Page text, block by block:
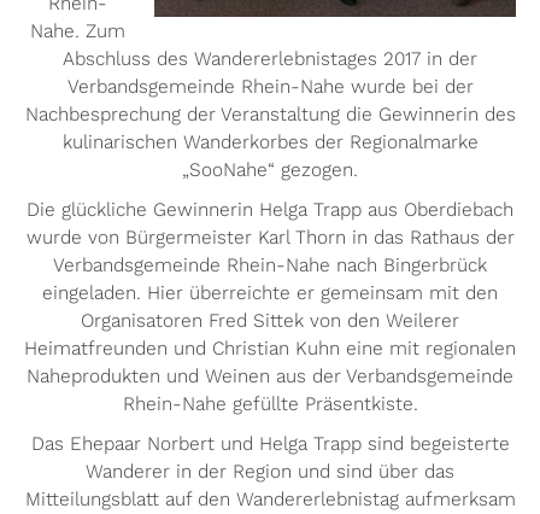
Nahe. Zum
Abschluss des Wandererlebnistages 2017 in der
Verbandsgemeinde Rhein-Nahe wurde bei der
Nachbesprechung der Veranstaltung die Gewinnerin des
kulinarischen Wanderkorbes der Regionalmarke
„SooNahe“ gezogen.
Die glückliche Gewinnerin Helga Trapp aus Oberdiebach
wurde von Bürgermeister Karl Thorn in das Rathaus der
Verbandsgemeinde Rhein-Nahe nach Bingerbrück
eingeladen. Hier überreichte er gemeinsam mit den
Organisatoren Fred Sittek von den Weilerer
Heimatfreunden und Christian Kuhn eine mit regionalen
Naheprodukten und Weinen aus der Verbandsgemeinde
Rhein-Nahe gefüllte Präsentkiste.
Das Ehepaar Norbert und Helga Trapp sind begeisterte
Wanderer in der Region und sind über das
Mitteilungsblatt auf den Wandererlebnistag aufmerksam